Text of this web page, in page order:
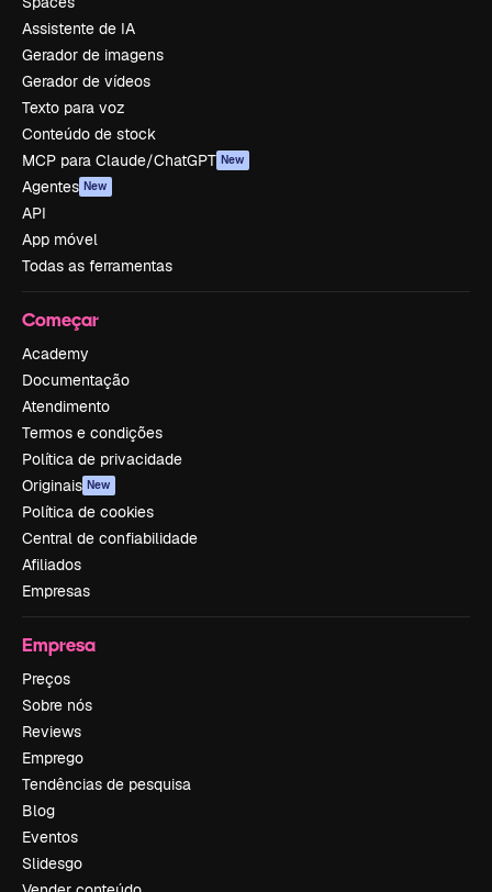
Assistente de IA
Gerador de imagens
Gerador de vídeos
Texto para voz
Conteúdo de stock
MCP para Claude/ChatGPT New
Agentes New
API
App móvel
Todas as ferramentas
Começar
Academy
Documentação
Atendimento
Termos e condições
Política de privacidade
Originais New
Política de cookies
Central de confiabilidade
Afiliados
Empresas
Empresa
Preços
Sobre nós
Reviews
Emprego
Tendências de pesquisa
Blog
Eventos
Slidesgo